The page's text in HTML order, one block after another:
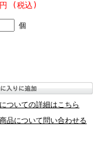
(税込)
個
ついての詳細はこちら
品について問い合わせる